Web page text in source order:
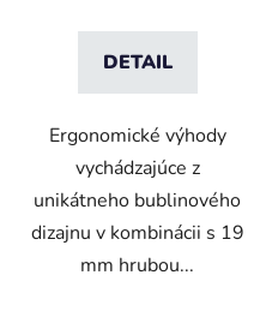
DETAIL
Ergonomické výhody
vychádzajúce z
unikátneho bublinového
dizajnu v kombinácii s 19
mm hrubou...